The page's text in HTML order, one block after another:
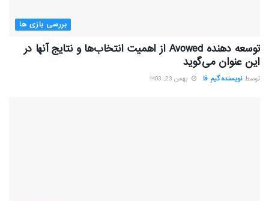
بررسی بازی ها
توسعه دهنده Avowed از اهمیت انتخاب‌ها و نتایج آنها در
این عنوان می‌گوید
توسط نویسنده گیم فا بهمن 23, 1403